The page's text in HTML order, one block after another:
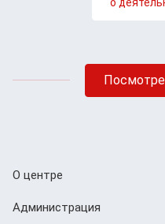
О центре
Администрация